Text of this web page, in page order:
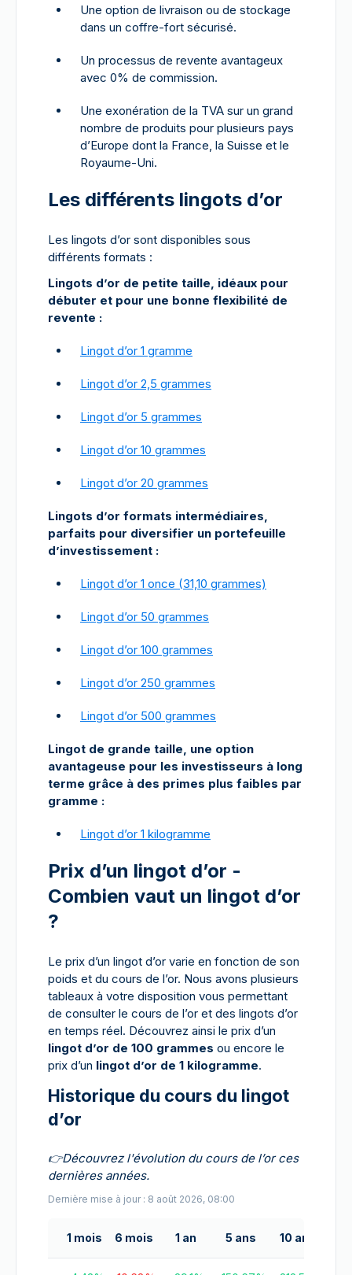
Une option de livraison ou de stockage
dans un coffre-fort sécurisé.
Un processus de revente avantageux
avec 0% de commission.
Une exonération de la TVA sur un grand
nombre de produits pour plusieurs pays
d’Europe dont la France, la Suisse et le
Royaume-Uni.
Les différents lingots d’or
Les lingots d’or sont disponibles sous
différents formats :
Lingots d’or de petite taille, idéaux pour
débuter et pour une bonne flexibilité de
revente :
Lingot d’or 1 gramme
Lingot d’or 2,5 grammes
Lingot d’or 5 grammes
Lingot d’or 10 grammes
Lingot d’or 20 grammes
Lingots d’or formats intermédiaires,
parfaits pour diversifier un portefeuille
d’investissement :
Lingot d’or 1 once (31,10 grammes)
Lingot d’or 50 grammes
Lingot d’or 100 grammes
Lingot d’or 250 grammes
Lingot d’or 500 grammes
Lingot de grande taille, une option
avantageuse pour les investisseurs à long
terme grâce à des primes plus faibles par
gramme :
Lingot d’or 1 kilogramme
Prix d’un lingot d’or -
Combien vaut un lingot d’or
?
Le prix d’un lingot d’or varie en fonction de son
poids et du cours de l’or. Nous avons plusieurs
tableaux à votre disposition vous permettant
de consulter le cours de l’or et des lingots d’or
en temps réel. Découvrez ainsi le prix d’un
lingot d’or de 100 grammes ou encore le
prix d’un lingot d’or de 1 kilogramme.
Historique du cours du lingot
d’or
👉Découvrez l'évolution du cours de l’or ces
dernières années.
Dernière mise à jour : 8 août 2026, 08:00
1 mois 6 mois 1 an 5 ans 10 ans